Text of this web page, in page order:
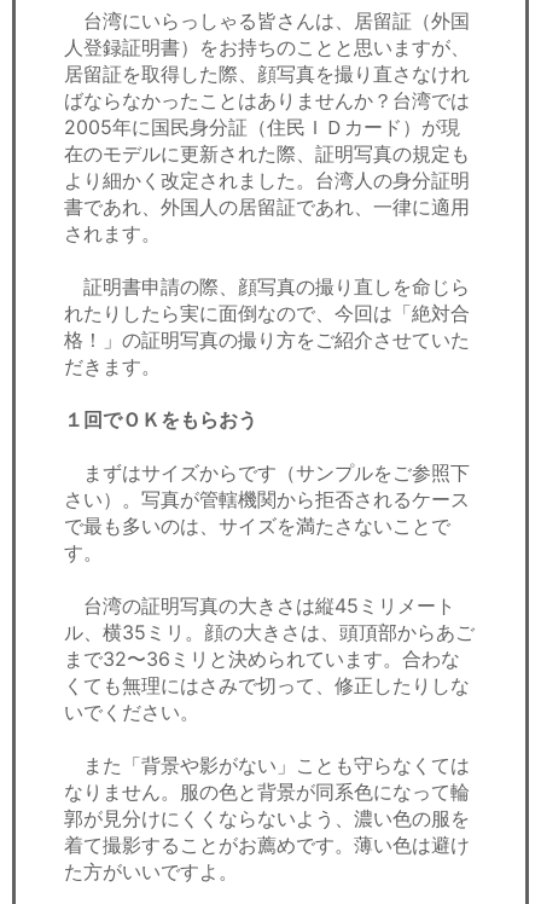
飲食店情報
台湾にいらっしゃる皆さんは、居留証（外国
人登録証明書）をお持ちのことと思いますが、
居留証を取得した際、顔写真を撮り直さなけれ
ばならなかったことはありませんか？台湾では
2005年に国民身分証（住民ＩＤカード）が現
在のモデルに更新された際、証明写真の規定も
より細かく改定されました。台湾人の身分証明
書であれ、外国人の居留証であれ、一律に適用
されます。
証明書申請の際、顔写真の撮り直しを命じら
れたりしたら実に面倒なので、今回は「絶対合
格！」の証明写真の撮り方をご紹介させていた
だきます。
１回でＯＫをもらおう
まずはサイズからです（サンプルをご参照下
さい）。写真が管轄機関から拒否されるケース
で最も多いのは、サイズを満たさないことで
す。
台湾の証明写真の大きさは縦45ミリメート
ル、横35ミリ。顔の大きさは、頭頂部からあご
まで32〜36ミリと決められています。合わな
くても無理にはさみで切って、修正したりしな
いでください。
また「背景や影がない」ことも守らなくては
なりません。服の色と背景が同系色になって輪
郭が見分けにくくならないよう、濃い色の服を
着て撮影することがお薦めです。薄い色は避け
た方がいいですよ。